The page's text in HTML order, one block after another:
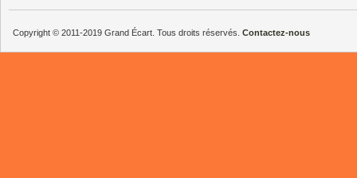
Copyright © 2011-2019 Grand Écart. Tous droits réservés. Contactez-nous